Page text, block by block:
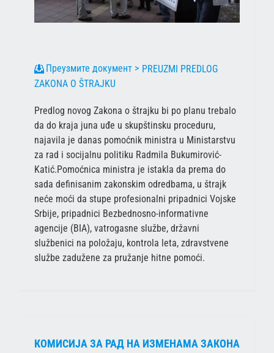
PREUZMI PREDLOG
ZAKONA O ŠTRAJKU
Predlog novog Zakona o štrajku bi po planu trebalo
da do kraja juna uđe u skupštinsku proceduru,
najavila je danas pomoćnik ministra u Ministarstvu
za rad i socijalnu politiku Radmila Bukumirović-
Katić.Pomoćnica ministra je istakla da prema do
sada definisanim zakonskim odredbama, u štrajk
neće moći da stupe profesionalni pripadnici Vojske
Srbije, pripadnici Bezbednosno-informativne
agencije (BIA), vatrogasne službe, državni
službenici na položaju, kontrola leta, zdravstvene
službe zadužene za pružanje hitne pomoći.
КОМИСИЈА ЗА РАД НА ИЗМЕНАМА ЗАКОНА